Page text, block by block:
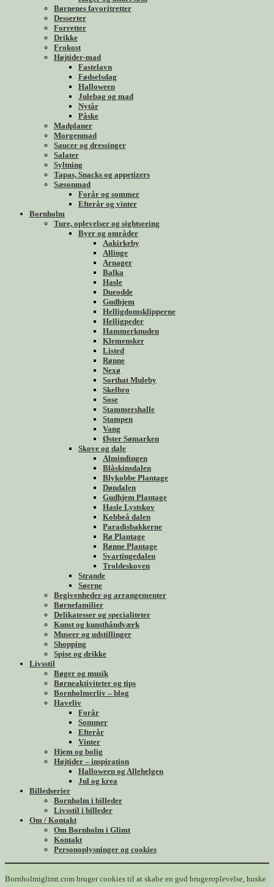
Børnenes favoritretter
Desserter
Forretter
Drikke
Frokost
Højtider-mad
Fastelavn
Fødselsdag
Halloween
Julebag og mad
Nytår
Påske
Madplaner
Morgenmad
Saucer og dressinger
Salater
Syltning
Tapas, Snacks og appetizers
Sæsonmad
Forår og sommer
Efterår og vinter
Bornholm
Ture, oplevelser og sightseeing
Byer og områder
Aakirkeby
Allinge
Arnager
Balka
Hasle
Dueodde
Gudhjem
Helligdomsklipperne
Helligpeder
Hammerknuden
Klemensker
Listed
Rønne
Nexø
Sorthat Muleby
Skelbro
Sose
Stammershalle
Stampen
Vang
Øster Sømarken
Skove og dale
Almindingen
Blåskinsdalen
Blykobbe Plantage
Døndalen
Gudhjem Plantage
Hasle Lystskov
Kobbeå dalen
Paradisbakkerne
Rø Plantage
Rønne Plantage
Svartingedalen
Troldeskoven
Strande
Søerne
Begivenheder og arrangementer
Børnefamilier
Delikatesser og specialiteter
Kunst og kunsthåndværk
Museer og udstillinger
Shopping
Spise og drikke
Livsstil
Bøger og musik
Børneaktiviteter og tips
Bornholmerliv – blog
Haveliv
Forår
Sommer
Efterår
Vinter
Hjem og bolig
Højtider – inspiration
Halloween og Allehelgen
Jul og krea
Billedserier
Bornholm i billeder
Livsstil i billeder
Om / Kontakt
Om Bornholm i Glimt
Kontakt
Personoplysninger og cookies
Bornholmiglimt.com bruger cookies til at skabe en god brugeroplevelse, huske